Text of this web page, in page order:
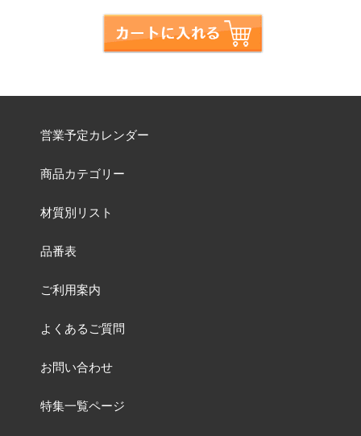
営業予定カレンダー
商品カテゴリー
材質別リスト
品番表
ご利用案内
よくあるご質問
お問い合わせ
特集一覧ページ